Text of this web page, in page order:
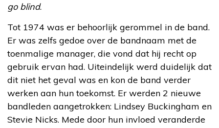
go blind.
Tot 1974 was er behoorlijk gerommel in de band.
Er was zelfs gedoe over de bandnaam met de
toenmalige manager, die vond dat hij recht op
gebruik ervan had. Uiteindelijk werd duidelijk dat
dit niet het geval was en kon de band verder
werken aan hun toekomst. Er werden 2 nieuwe
bandleden aangetrokken: Lindsey Buckingham en
Stevie Nicks. Mede door hun invloed veranderde